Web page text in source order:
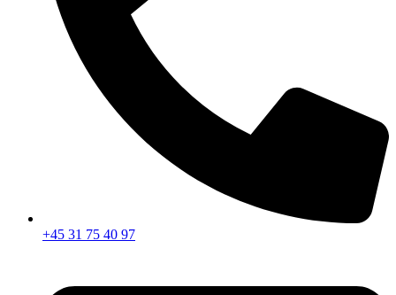
+45 31 75 40 97